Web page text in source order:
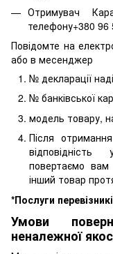
Отримувач
телефону+380 96
Повідомте на
або в месенджер
№ декларації
№ банківської
модель товару,
Після
повертаємо вам
інший товар
*Послуги
Умови
неналежної